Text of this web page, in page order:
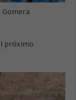
Gomera
próximo